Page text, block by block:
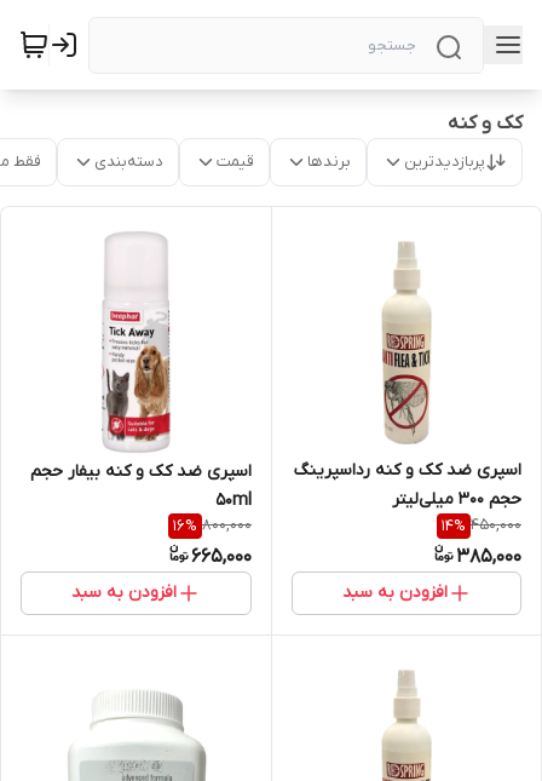
کک و کنه
پربازدیدترین برندها قیمت دسته‌بندی فقط
اسپری ضد کک و کنه رداسپرینگ
حجم 300 میلی‌لیتر
450,000
14%
385,000
افزودن به سبد
اسپری ضد کک و کنه بیفار حجم
50ml
800,000
16%
665,000
افزودن به سبد